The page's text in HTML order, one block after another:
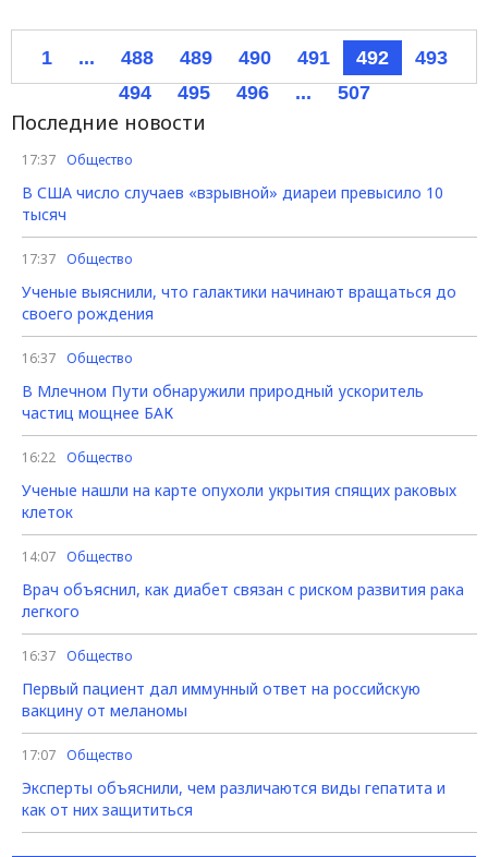
1 ... 488 489 490 491 492
493
494
495 496 ... 507
Последние новости
17:37 Общество
В США число случаев «взрывной» диареи превысило 10
тысяч
17:37 Общество
Ученые выяснили, что галактики начинают вращаться до
своего рождения
16:37 Общество
В Млечном Пути обнаружили природный ускоритель
частиц мощнее БАК
16:22 Общество
Ученые нашли на карте опухоли укрытия спящих раковых
клеток
14:07 Общество
Врач объяснил, как диабет связан с риском развития рака
легкого
16:37 Общество
Первый пациент дал иммунный ответ на российскую
вакцину от меланомы
17:07 Общество
Эксперты объяснили, чем различаются виды гепатита и
как от них защититься